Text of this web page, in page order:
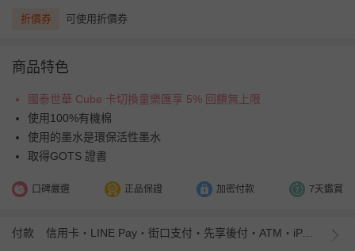
折價券 可使用折價券
商品特色
國泰世華 Cube 卡切換童樂匯享 5% 回饋無上限
使用100%有機棉
使用的墨水是環保活性墨水
取得GOTS 證書
口碑嚴選 正品保證 加密付款 7天鑑賞
付款 信用卡・LINE Pay・街口支付・先享後付・ATM・iPASS MONEY